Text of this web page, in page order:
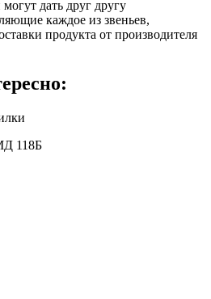
дать друг другу
каждое из звеньев,
продукта от производителя
118Б